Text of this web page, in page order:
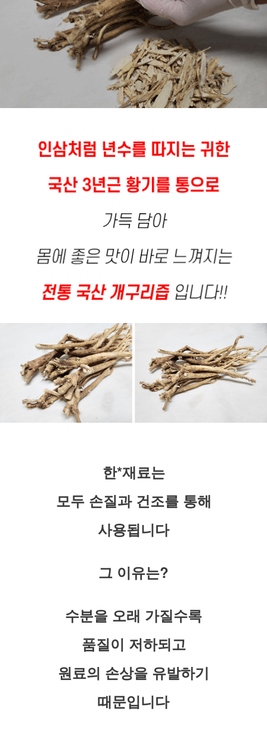
한*재료는
모두 손질과 건조를 통해
사용됩니다
그 이유는?
수분을 오래 가질수록
품질이 저하되고
원료의 손상을 유발하기
때문입니다